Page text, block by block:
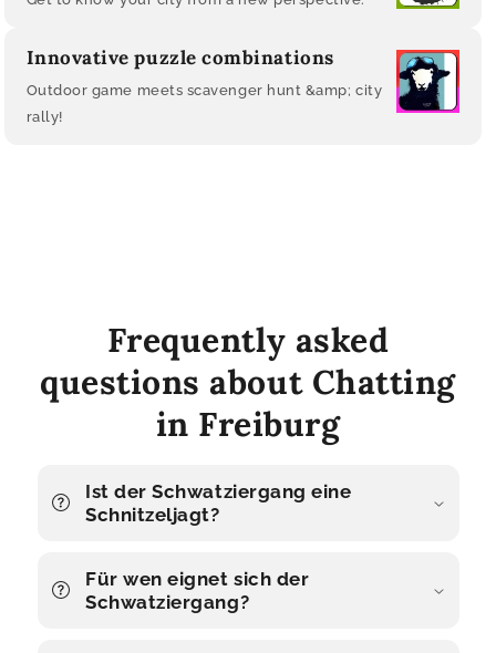
Innovative puzzle combinations
Outdoor game meets scavenger hunt &amp; city
rally!
Frequently asked
questions about Chatting
in Freiburg
Ist der Schwatziergang eine
Schnitzeljagt?
Für wen eignet sich der
Schwatziergang?